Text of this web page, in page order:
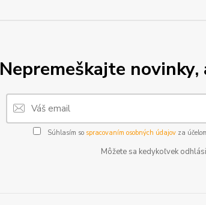
Nepremeškajte novinky,
Súhlasím so spracovaním osobných údajovza
Môžete sa kedykoľvek